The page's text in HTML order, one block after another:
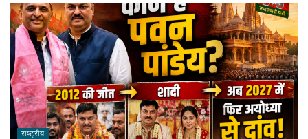
राष्ट्रीय